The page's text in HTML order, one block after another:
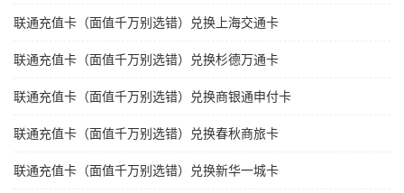
联通充值卡（面值千万别选错）兑换上海交通卡
联通充值卡（面值千万别选错）兑换杉德万通卡
联通充值卡（面值千万别选错）兑换商银通申付卡
联通充值卡（面值千万别选错）兑换春秋商旅卡
联通充值卡（面值千万别选错）兑换新华一城卡